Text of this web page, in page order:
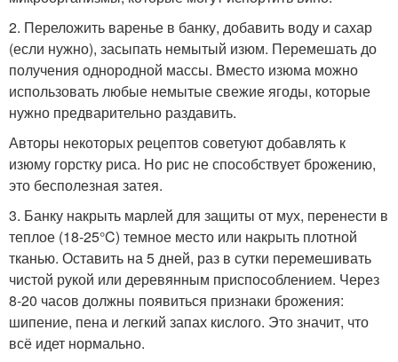
2. Переложить варенье в банку, добавить воду и сахар
(если нужно), засыпать немытый изюм. Перемешать до
получения однородной массы. Вместо изюма можно
использовать любые немытые свежие ягоды, которые
нужно предварительно раздавить.
Авторы некоторых рецептов советуют добавлять к
изюму горстку риса. Но рис не способствует брожению,
это бесполезная затея.
3. Банку накрыть марлей для защиты от мух, перенести в
теплое (18-25°C) темное место или накрыть плотной
тканью. Оставить на 5 дней, раз в сутки перемешивать
чистой рукой или деревянным приспособлением. Через
8-20 часов должны появиться признаки брожения:
шипение, пена и легкий запах кислого. Это значит, что
всё идет нормально.